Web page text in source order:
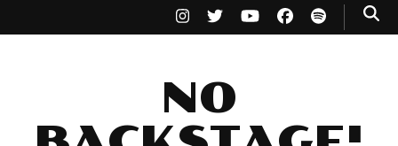
NO